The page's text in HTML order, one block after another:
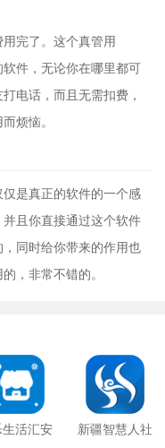
完了。这个真管用
件，无论你在哪里都可
电话，而且无需扣费，
烦恼。
是真正的软件的一个感
且你直接通过这个软件
同时给你带来的作用也
，非常不错的。
生活汇安 新疆智慧人社